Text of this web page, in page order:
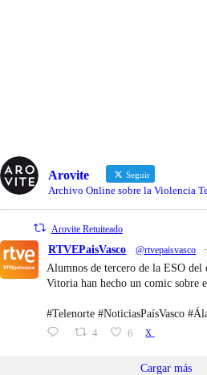
Arovite Seguir
Archivo Online sobre la Violencia
Arovite Retuiteado
RTVEPaisVasco @rtvepaisvasco ·
Alumnos de tercero de la ESO del
Vitoria han hecho un comic sobre
#Telenorte #NoticiasPaísVasco
4 6 X
Cargar más